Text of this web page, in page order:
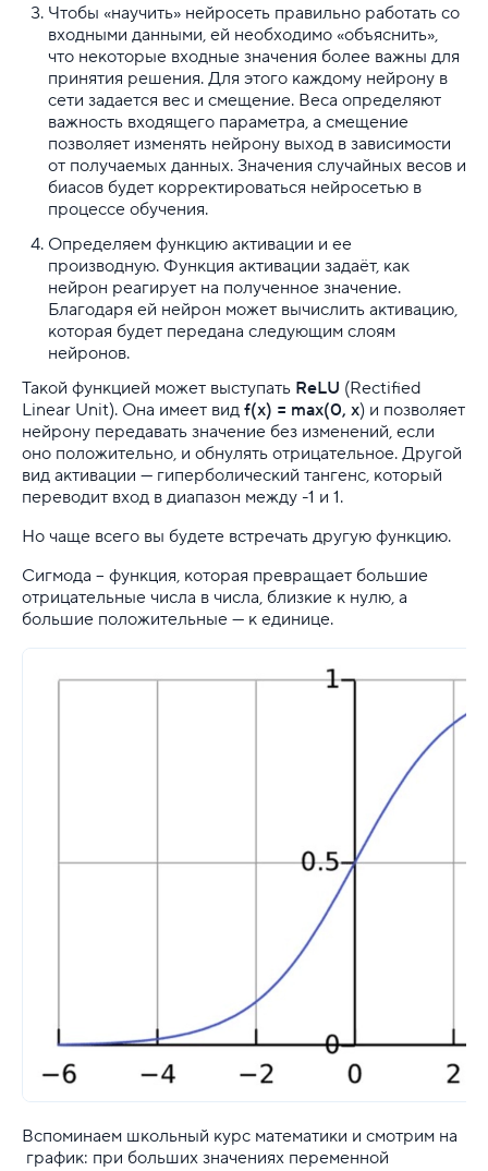
Чтобы «научить» нейросеть правильно работать со
входными данными, ей необходимо «объяснить»,
что некоторые входные значения более важны для
принятия решения. Для этого каждому нейрону в
сети задается вес и смещение. Веса определяют
важность входящего параметра, а смещение
позволяет изменять нейрону выход в зависимости
от получаемых данных. Значения случайных весов и
биасов будет корректироваться нейросетью в
процессе обучения.
Определяем функцию активации и ее
производную. Функция активации задаёт, как
нейрон реагирует на полученное значение.
Благодаря ей нейрон может вычислить активацию,
которая будет передана следующим слоям
нейронов.
Такой функцией может выступать ReLU (Rectified
Linear Unit). Она имеет вид f(x) = max(0, x) и позволяет
нейрону передавать значение без изменений, если
оно положительно, и обнулять отрицательное. Другой
вид активации — гиперболический тангенс, который
переводит вход в диапазон между -1 и 1.
Но чаще всего вы будете встречать другую функцию.
Сигмода – функция, которая превращает большие
отрицательные числа в числа, близкие к нулю, а
большие положительные — к единице.
Вспоминаем школьный курс математики и смотрим на
график: при больших значениях переменной